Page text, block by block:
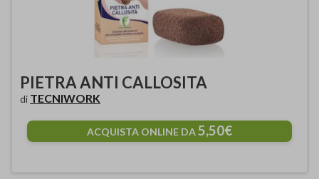
PIETRA ANTI CALLOSITA
di TECNIWORK
ACQUISTA ONLINE DA5,50€